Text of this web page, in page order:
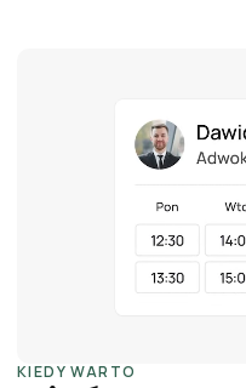
KIEDY WARTO